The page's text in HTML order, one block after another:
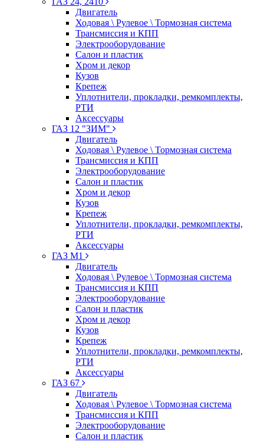
Двигатель
Ходовая \ Рулевое \ Тормозная система
Трансмиссия и КПП
Электрооборудование
Салон и пластик
Хром и декор
Кузов
Крепеж
Уплотнители, прокладки, ремкомплекты,
РТИ
Аксессуары
ГАЗ 12 "ЗИМ"
Двигатель
Ходовая \ Рулевое \ Тормозная система
Трансмиссия и КПП
Электрооборудование
Салон и пластик
Хром и декор
Кузов
Крепеж
Уплотнители, прокладки, ремкомплекты,
РТИ
Аксессуары
ГАЗ М1
Двигатель
Ходовая \ Рулевое \ Тормозная система
Трансмиссия и КПП
Электрооборудование
Салон и пластик
Хром и декор
Кузов
Крепеж
Уплотнители, прокладки, ремкомплекты,
РТИ
Аксессуары
ГАЗ 67
Двигатель
Ходовая \ Рулевое \ Тормозная система
Трансмиссия и КПП
Электрооборудование
Салон и пластик